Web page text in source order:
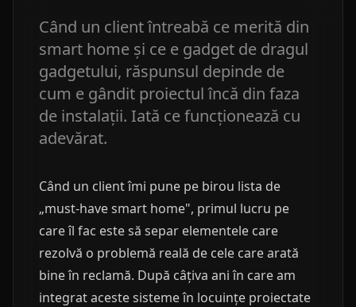
Când un client întreabă ce merită din
smart home și ce e gadget de dragul
gadgetului, răspunsul depinde de
cum e gândit proiectul încă din faza
de instalații. Iată ce funcționează cu
adevărat.
Când un client îmi pune pe birou lista de
„must-have smart home", primul lucru pe
care îl fac este să separ elementele care
rezolvă o problemă reală de cele care arată
bine în reclamă. După câțiva ani în care am
integrat aceste sisteme în locuințe proiectate